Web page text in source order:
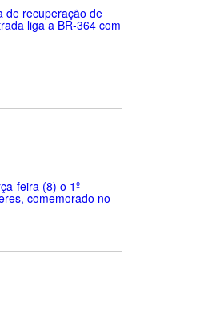
de recuperação de
liga a BR-364 com
feira (8) o 1º
comemorado no